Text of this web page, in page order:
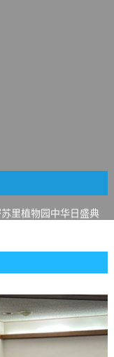
家Darek演绎一场古筝
里植物园中华日盛典
各界亲身体验划行乐
植物多样性研究与中美
来赴约 —— 密苏里植物